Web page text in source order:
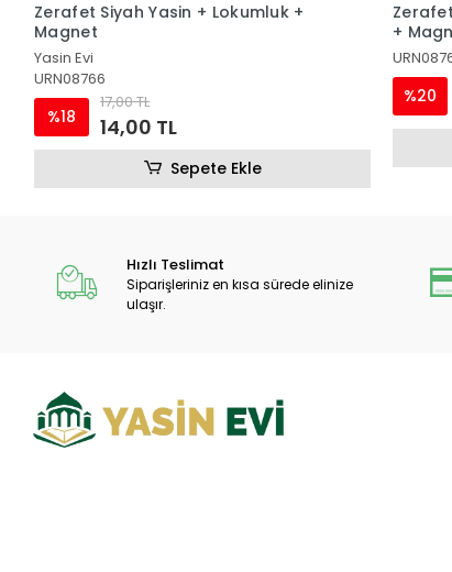
Zerafet Siyah Yasin + Çanta + Lokumluk
%20
Sepete Ekle
Hızlı Teslimat
Siparişleriniz en kısa sürede elinize
ulaşır.